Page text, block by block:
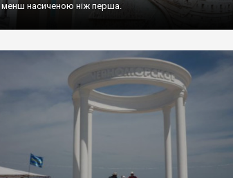
менш насиченою ніж перша.